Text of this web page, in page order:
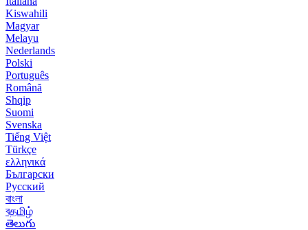
Kiswahili
Magyar
Melayu
Nederlands
Polski
Português
Română
Shqip
Suomi
Svenska
Tiếng Việt
Türkçe
ελληνικά
Български
Русский
বাংলা
বதமிழ்
తెలుగు